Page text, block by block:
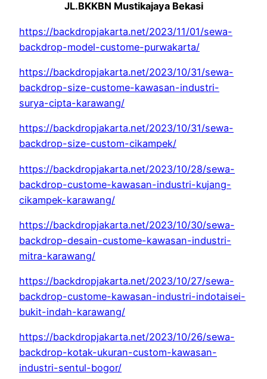
JL.BKKBN Mustikajaya Bekasi
https://backdropjakarta.net/2023/11/01/sewa-
backdrop-model-custome-purwakarta/
https://backdropjakarta.net/2023/10/31/sewa-
backdrop-size-custome-kawasan-industri-
surya-cipta-karawang/
https://backdropjakarta.net/2023/10/31/sewa-
backdrop-size-custom-cikampek/
https://backdropjakarta.net/2023/10/28/sewa-
backdrop-custome-kawasan-industri-kujang-
cikampek-karawang/
https://backdropjakarta.net/2023/10/30/sewa-
backdrop-desain-custome-kawasan-industri-
mitra-karawang/
https://backdropjakarta.net/2023/10/27/sewa-
backdrop-custome-kawasan-industri-indotaisei-
bukit-indah-karawang/
https://backdropjakarta.net/2023/10/26/sewa-
backdrop-kotak-ukuran-custom-kawasan-
industri-sentul-bogor/